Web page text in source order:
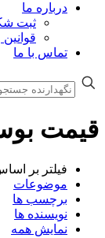
درباره ما
ثبت
تماس با ما
قیمت
فیلتر بر
موضوعات
برچسب ها
نویسنده ها
نمایش همه